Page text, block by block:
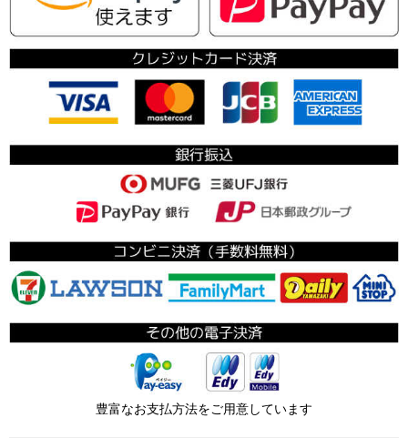
豊富なお支払方法をご用意しています